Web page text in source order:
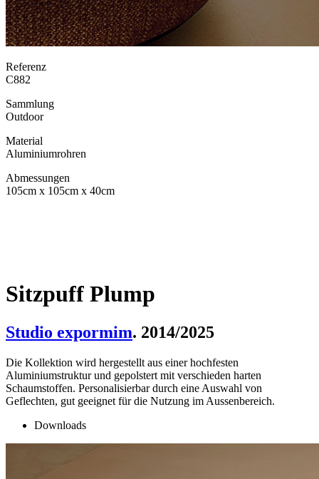
Referenz
C882
Sammlung
Outdoor
Material
Aluminiumrohren
Abmessungen
105cm x 105cm x 40cm
Sitzpuff Plump
Studio expormim. 2014/2025
Die Kollektion wird hergestellt aus einer hochfesten
Aluminiumstruktur und gepolstert mit verschieden harten
Schaumstoffen. Personalisierbar durch eine Auswahl von
Geflechten, gut geeignet für die Nutzung im Aussenbereich.
Downloads